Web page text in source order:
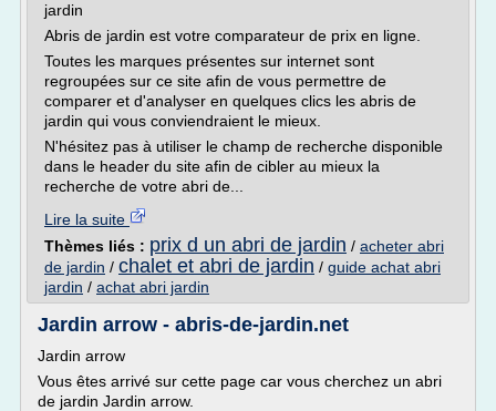
jardin
Abris de jardin est votre comparateur de prix en ligne.
Toutes les marques présentes sur internet sont
regroupées sur ce site afin de vous permettre de
comparer et d'analyser en quelques clics les abris de
jardin qui vous conviendraient le mieux.
N'hésitez pas à utiliser le champ de recherche disponible
dans le header du site afin de cibler au mieux la
recherche de votre abri de...
Lire la suite
Thèmes liés : prix d un abri de jardin / acheter abri
de jardin / chalet et abri de jardin / guide achat abri
jardin / achat abri jardin
Jardin arrow - abris-de-jardin.net
Jardin arrow
Vous êtes arrivé sur cette page car vous cherchez un abri
de jardin Jardin arrow.